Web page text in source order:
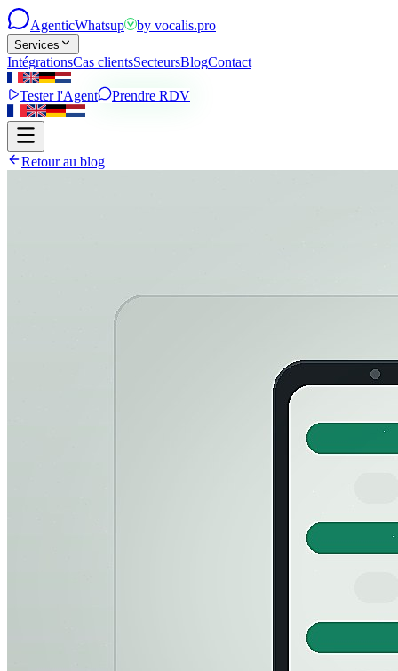
AgenticWhatsup by vocalis.pro
Services
IntégrationsCas clientsSecteursBlogContact
Tester l'Agent Prendre RDV
Retour au blog